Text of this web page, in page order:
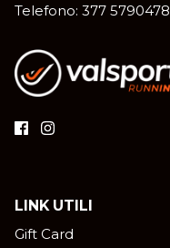
Telefono: 377 5790478
LINK UTILI
Gift Card